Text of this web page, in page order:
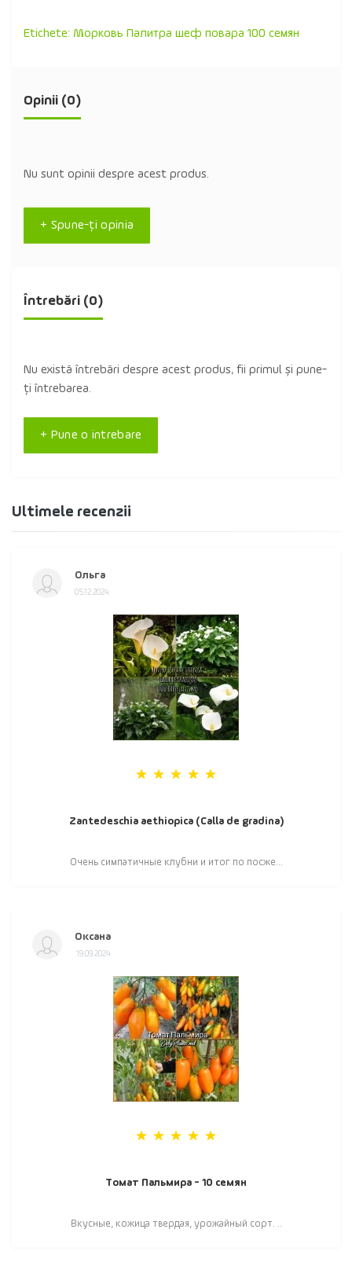
Etichete: Морковь Палитра шеф повара 100 семян
Opinii (0)
Nu sunt opinii despre acest produs.
+ Spune-ţi opinia
Întrebări (0)
Nu există întrebări despre acest produs, fii primul și pune-
ți întrebarea.
+ Pune o intrebare
Ultimele recenzii
Ольга
05.12.2024
Zantedeschia aethiopica (Calla de gradina)
Очень симпатичные клубни и итог по посже...
Оксана
19.09.2024
Томат Пальмира - 10 семян
Вкусные, кожица твердая, урожайный сорт. ..